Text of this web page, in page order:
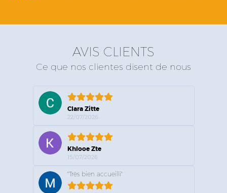
AVIS CLIENTS
Ce que nos clientes disent de nous
Clara Zitte
22/07/2026
Khlooe Zte
15/07/2026
"Très bien accueilli"